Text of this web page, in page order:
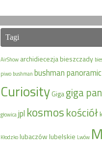
Tagi
AirShow archidiecezjabieszczady
piwo bushman bushman panoramic
CuriosityGigagiga
głowica jpl kosmoskościół
Kłodzko lubaczów lubelskie Lwów